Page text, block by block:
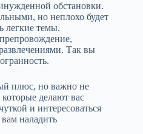
обстановки.
но неплохо будет
легкие темы.
Так вы
плюс, но важно не
которые делают вас
и интересоваться
наладить